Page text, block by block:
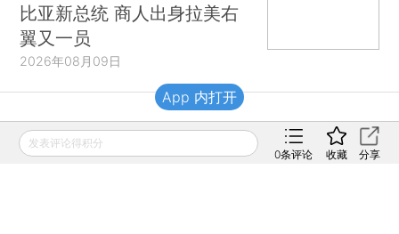
比亚新总统 商人出身拉美右
翼又一员
2026年08月09日
财新移动
发表评论得积分
0条评论 收藏 分享
App 内打开